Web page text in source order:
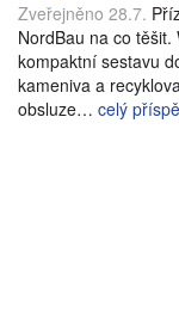
Zveřejněno 28.7.
NordBau na co
kompaktní sestavu
kameniva a
obsluze… celý